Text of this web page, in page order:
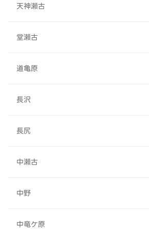
天神瀬古
堂瀬古
道亀原
長沢
長尻
中瀬古
中野
中竜ケ原